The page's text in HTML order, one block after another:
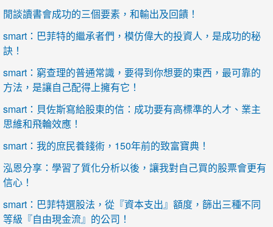
閒談讀書會成功的三個要素，和輸出及回饋！
smart：巴菲特的繼承者們，模仿偉大的投資人，是成功的秘
訣！
smart：窮查理的普通常識，要得到你想要的東西，最可靠的
方法，是讓自己配得上擁有它！
smart：貝佐斯寫給股東的信：成功要有高標準的人才、業主
思維和飛輪效應！
smart：我的庶民養錢術，150年前的致富寶典！
泓恩分享：學習了質化分析以後，讓我對自己買的股票會更有
信心！
smart：巴菲特選股法，從『資本支出』額度，篩出三種不同
等級『自由現金流』的公司！